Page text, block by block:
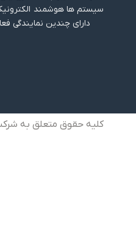
سیستم ها هوشمند
دارای چندین نمایندگی
کلیه حقوق متعلق به